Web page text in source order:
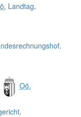
Landtag.
.
Oö.
.